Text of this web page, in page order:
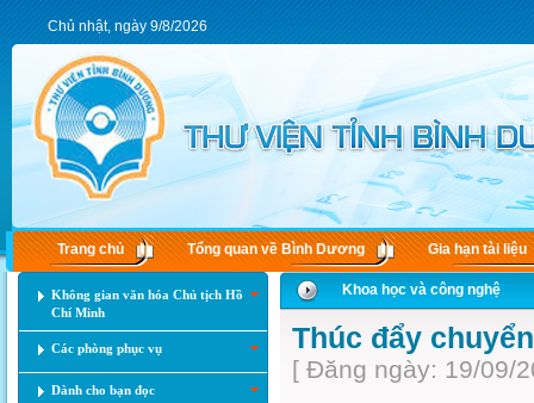
Chủ nhật, ngày 9/8/2026
Trang chủ Tổng quan về Bình Dương Gia hạn tài liệu
Không gian văn hóa Chủ tịch Hồ
Chí Minh
Các phòng phục vụ
Dành cho bạn đọc
Khoa học và công nghệ
Thúc đẩy
[ Đăng ngày: 19/09/